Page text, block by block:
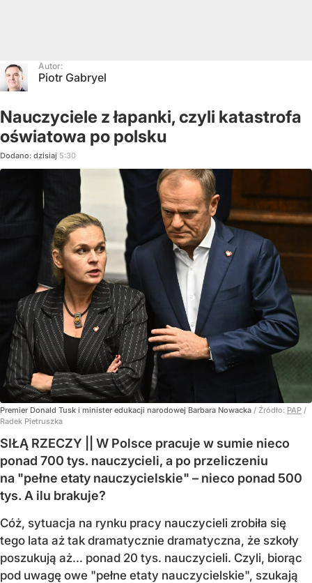
Autor:
Piotr Gabryel
Nauczyciele z łapanki, czyli katastrofa
oświatowa po polsku
Dodano: dzisiaj 5:30
Premier Donald Tusk i minister edukacji narodowej Barbara Nowacka / Źródło: PAP /
Radek Pietruszka
SIŁĄ RZECZY || W Polsce pracuje w sumie nieco
ponad 700 tys. nauczycieli, a po przeliczeniu
na "pełne etaty nauczycielskie" – nieco ponad 500
tys. A ilu brakuje?
Cóż, sytuacja na rynku pracy nauczycieli zrobiła się
tego lata aż tak dramatycznie dramatyczna, że szkoły
poszukują aż… ponad 20 tys. nauczycieli. Czyli, biorąc
pod uwagę owe "pełne etaty nauczycielskie", szukają